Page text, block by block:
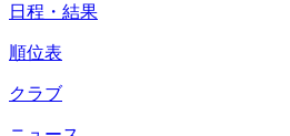
日程・結果
順位表
クラブ